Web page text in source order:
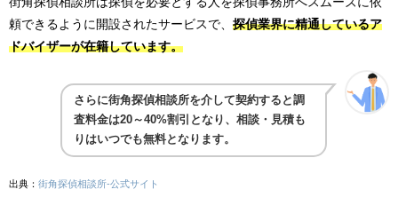
頼できるように開設されたサービスで、 探偵業界に精通しているア
ドバイザーが在籍しています。
さらに街角探偵相談所を介して契約すると調
査料金は20～40%割引となり、相談・見積も
りはいつでも無料となります。
出典： 街角探偵相談所-公式サイト